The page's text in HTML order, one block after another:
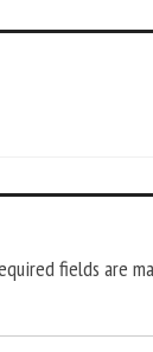
fields are